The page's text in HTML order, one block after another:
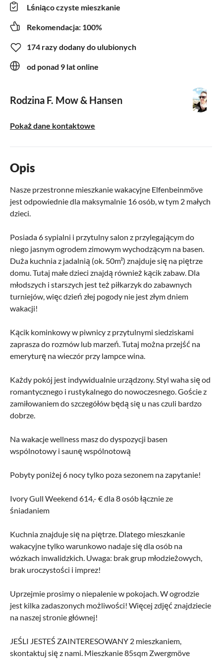
Lśniąco czyste mieszkanie
Rekomendacja: 100%
174 razy dodany do ulubionych
od ponad 9 lat online
Rodzina F. Mow & Hansen
Pokaż dane kontaktowe
Opis
Nasze przestronne mieszkanie wakacyjne Elfenbeinmöve
jest odpowiednie dla maksymalnie 16 osób, w tym 2 małych
dzieci.
Posiada 6 sypialni i przytulny salon z przylegającym do
niego jasnym ogrodem zimowym wychodzącym na basen.
Duża kuchnia z jadalnią (ok. 50m²) znajduje się na piętrze
domu. Tutaj małe dzieci znajdą również kącik zabaw. Dla
młodszych i starszych jest też piłkarzyk do zabawnych
turniejów, więc dzień złej pogody nie jest złym dniem
wakacji!
Kącik kominkowy w piwnicy z przytulnymi siedziskami
zaprasza do rozmów lub marzeń. Tutaj można przejść na
emeryturę na wieczór przy lampce wina.
Każdy pokój jest indywidualnie urządzony. Styl waha się od
romantycznego i rustykalnego do nowoczesnego. Goście z
zamiłowaniem do szczegółów będą się u nas czuli bardzo
dobrze.
Na wakacje wellness masz do dyspozycji basen
wspólnotowy i saunę wspólnotową
Pobyty poniżej 6 nocy tylko poza sezonem na zapytanie!
Ivory Gull Weekend 614,- € dla 8 osób łącznie ze
śniadaniem
Kuchnia znajduje się na piętrze. Dlatego mieszkanie
wakacyjne tylko warunkowo nadaje się dla osób na
wózkach inwalidzkich. Uwaga: brak grup młodzieżowych,
brak uroczystości i imprez!
Uprzejmie prosimy o niepalenie w pokojach. W ogrodzie
jest kilka zadaszonych możliwości! Więcej zdjęć znajdziecie
na naszej stronie głównej!
JEŚLI JESTEŚ ZAINTERESOWANY 2 mieszkaniem,
skontaktuj się z nami. Mieszkanie 85sqm Zwergmöve